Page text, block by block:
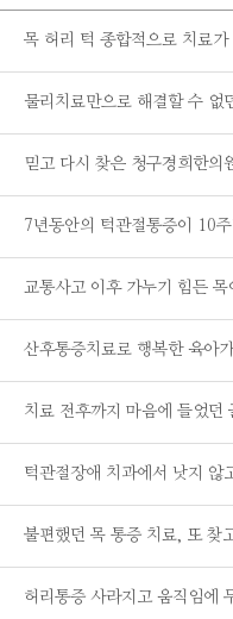
목 허리 턱 종합적으로 치료가
물리치료만으로 해결할 수 없
믿고 다시 찾은 청구경희한의
7년동안의 턱관절통증이 10
교통사고 이후 가누기 힘든 목
산후통증치료로 행복한 육아
치료 전후까지 마음에 들었던
턱관절장애 치과에서 낫지 않
불편했던 목 통증 치료, 또 찾
허리통증 사라지고 움직임에